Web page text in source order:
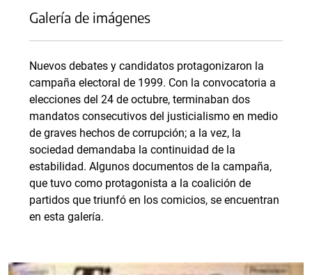
Galería de imágenes
Nuevos debates y candidatos protagonizaron la
campaña electoral de 1999. Con la convocatoria a
elecciones del 24 de octubre, terminaban dos
mandatos consecutivos del justicialismo en medio
de graves hechos de corrupción; a la vez, la
sociedad demandaba la continuidad de la
estabilidad. Algunos documentos de la campaña,
que tuvo como protagonista a la coalición de
partidos que triunfó en los comicios, se encuentran
en esta galería.